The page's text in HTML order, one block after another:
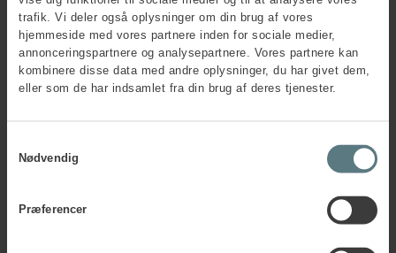
trafik. Vi deler også oplysninger om din brug af vores
hjemmeside med vores partnere inden for sociale medier,
annonceringspartnere og analysepartnere. Vores partnere kan
kombinere disse data med andre oplysninger, du har givet dem,
eller som de har indsamlet fra din brug af deres tjenester.
Nødvendig
Præferencer
Målsætning:En halvering af antal
medarbejdere, som oplever daglige/ugentlige
smerter, og at samme andel (ca. 20 procent)
opnår en energi- og produktivitetsstigning på 1